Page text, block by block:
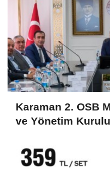
Karaman 2. OSB
ve Yönetim Kurulu